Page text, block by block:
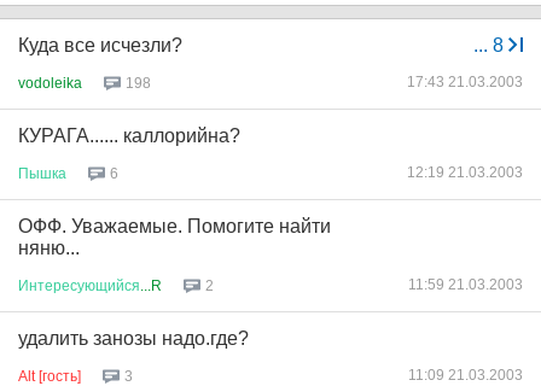
... 8
Куда все исчезли?
vodoleika 198 17:43 21.03.2003
КУРАГА...... каллорийна?
Пышка 6 12:19 21.03.2003
ОФФ. Уважаемые. Помогите найти
няню...
Интересующийся ...R 2 11:59 21.03.2003
удалить занозы надо.где?
Alt [гость] 3 11:09 21.03.2003